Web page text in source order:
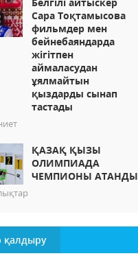
Белгілі айтыскер
Сара Тоқтамысова
фильмдер мен
бейнебаяндарда
жігітпен
аймаласудан
ұялмайтын
қыздарды сынап
тастады
ҚАЗАҚ ҚЫЗЫ
ОЛИМПИАДА
ЧЕМПИОНЫ АТАНДЫ
қалдыру